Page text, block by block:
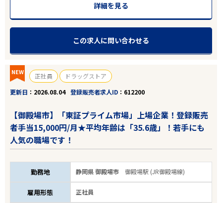
詳細を見る
この求人に問い合わせる
NEW 正社員
ドラッグストア
更新日
2026.08.04 登録販売者求人ID 612200
【御殿場市】「東証プライム市場」上場企業！登録販売
者手当15,000円/月★平均年齢は「35.6歳」！若手にも
人気の職場です！
勤務地 静岡県 御殿場市御殿場駅 (JR御殿場線)
雇用形態 正社員